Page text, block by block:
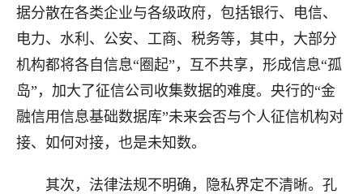
据分散在各类企业与各级政府，包括银行、电信、
电力、水利、公安、工商、税务等，其中，大部分
机构都将各自信息“圈起”，互不共享，形成信息“孤
岛”，加大了征信公司收集数据的难度。央行的“金
融信用信息基础数据库”未来会否与个人征信机构对
接、如何对接，也是未知数。
其次，法律法规不明确，隐私界定不清晰。孔